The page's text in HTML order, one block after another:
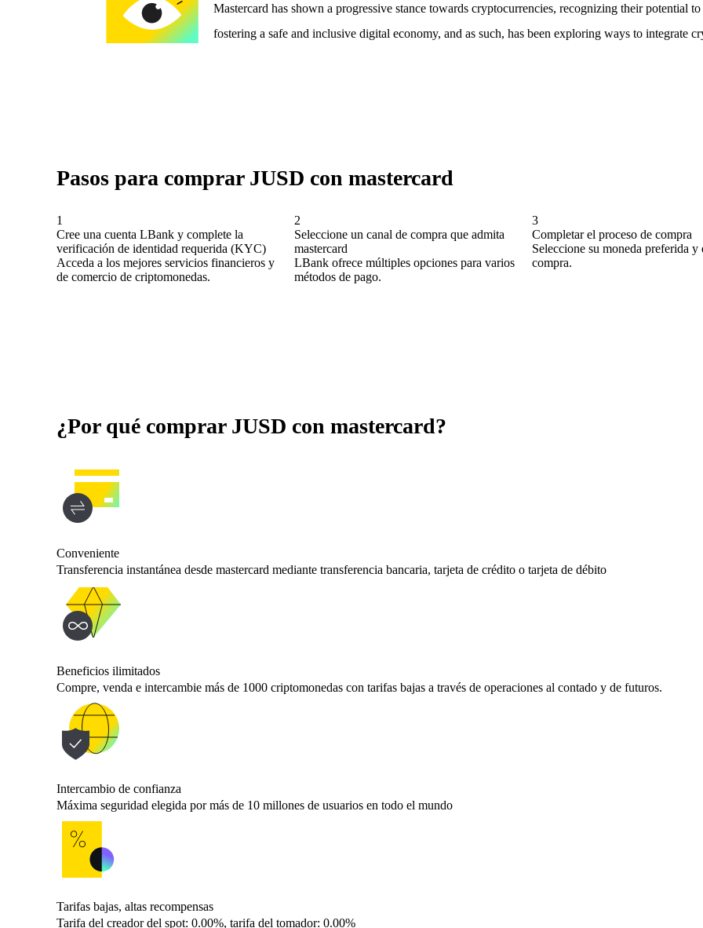
Mastercard has shown a progressive stance towards cryptocurrencies, recognizing their potential
fostering a safe and inclusive digital economy, and as such, has been exploring ways to integrate
Pasos para comprar JUSD con mastercard
1
Cree una cuenta LBank y complete la
verificación de identidad requerida (KYC)
Acceda a los mejores servicios financieros y
de comercio de criptomonedas.
2
Seleccione un canal de compra que admita
mastercard
LBank ofrece múltiples opciones para varios
métodos de pago.
3
Completar el proceso de compra
Seleccione su moneda preferida y
compra.
¿Por qué comprar JUSD con mastercard?
Conveniente
Transferencia instantánea desde mastercard mediante transferencia bancaria, tarjeta de crédito o tarjeta de débito
Beneficios ilimitados
Compre, venda e intercambie más de 1000 criptomonedas con tarifas bajas a través de operaciones al contado y de futuros.
Intercambio de confianza
Máxima seguridad elegida por más de 10 millones de usuarios en todo el mundo
Tarifas bajas, altas recompensas
Tarifa del creador del spot: 0.00%, tarifa del tomador: 0.00%